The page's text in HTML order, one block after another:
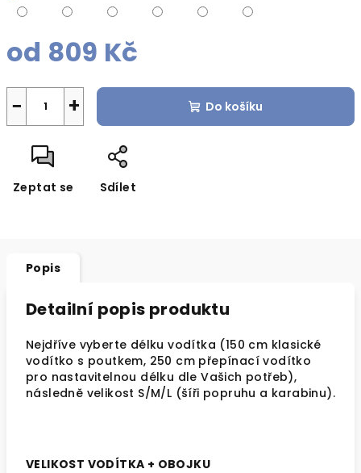
od 809 Kč
+
− Do košíku
Zeptat se Sdílet
Popis
Detailní popis produktu
Nejdříve vyberte délku vodítka (150 cm klasické
vodítko s poutkem, 250 cm přepínací vodítko
pro nastavitelnou délku dle Vašich potřeb),
následně velikost S/M/L (šíři popruhu a karabinu).
VELIKOST VODÍTKA + OBOJKU